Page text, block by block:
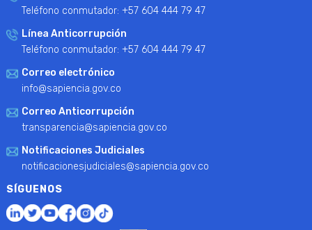
Teléfono conmutador: +57 604 444 79 47
Línea Anticorrupción
Teléfono conmutador: +57 604 444 79 47
Correo electrónico
info@sapiencia.gov.co
Correo Anticorrupción
transparencia@sapiencia.gov.co
Notificaciones Judiciales
notificacionesjudiciales@sapiencia.gov.co
SÍGUENOS